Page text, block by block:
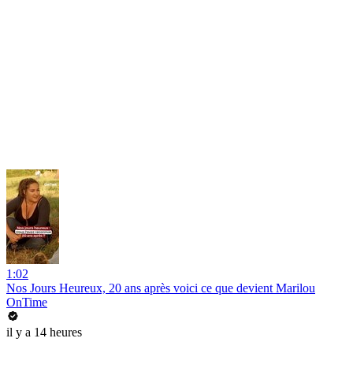
1:02
Nos Jours Heureux, 20 ans après voici ce que devient Marilou
OnTime
il y a 14 heures